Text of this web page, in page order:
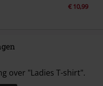
€ 10,99
over "Ladies T-shirt".